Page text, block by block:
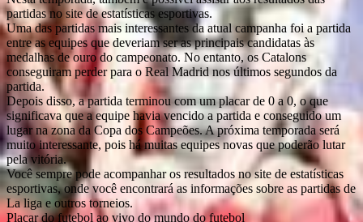
partidas no site de estatísticas esportivas.
Uma das partidas mais interessantes da atual campanha foi a partida
entre as equipes que deveriam ser as principais candidatas às
medalhas de ouro do campeonato. No entanto, os Catalons
conseguiram perder para o Real Madrid nos últimos segundos da
partida.
Depois disso, a partida terminou com um placar de 0 a 0, o que
significava que a equipe havia vencido a partida e conseguido um
lugar na zona da Copa dos Campeões. A próxima temporada será
muito interessante, pois há muitas equipes novas que poderão lutar
pela vitória.
Você sempre pode acompanhar os resultados no site de estatísticas
esportivas, onde você encontrará as informações sobre as partidas de
La liga e outros torneios.
Placar do futebol ao vivo do mundo do futebol